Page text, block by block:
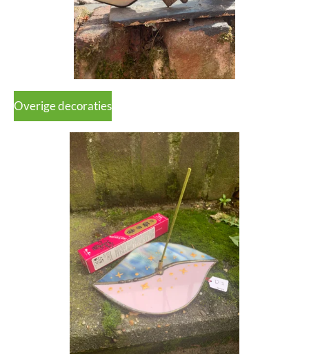
Overige decoraties